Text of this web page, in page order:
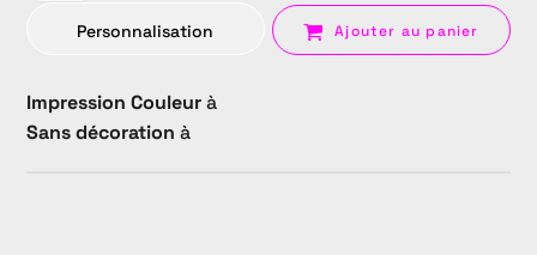
Personnalisation Ajouter au panier
Impression Couleurà
Sans décoration à